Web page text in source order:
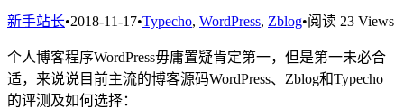
新手站长•2018-11-17•Typecho, WordPress, Zblog•阅读 23 Views
个人博客程序WordPress毋庸置疑肯定第一，但是第一未必合
适，来说说目前主流的博客源码WordPress、Zblog和Typecho
的评测及如何选择：